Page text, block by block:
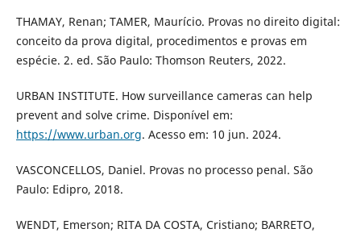
THAMAY, Renan; TAMER, Maurício. Provas no direito digital:
conceito da prova digital, procedimentos e provas em
espécie. 2. ed. São Paulo: Thomson Reuters, 2022.
URBAN INSTITUTE. How surveillance cameras can help
prevent and solve crime. Disponível em:
https://www.urban.org. Acesso em: 10 jun. 2024.
VASCONCELLOS, Daniel. Provas no processo penal. São
Paulo: Edipro, 2018.
WENDT, Emerson; RITA DA COSTA, Cristiano; BARRETO,